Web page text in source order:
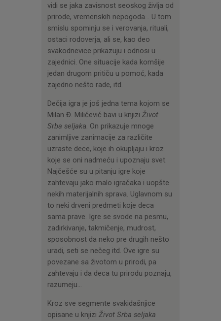
vidi se jaka zavisnost seoskog življa od
prirode, vremenskih nepogoda… U tom
smislu spominju se i verovanja, rituali,
ostaci rodoverja, ali se, kao deo
svakodnevice prikazuju i odnosi u
zajednici. One situacije kada komšije
jedan drugom pritiču u pomoć, kada
zajedno nešto rade, itd.
Dečija igra je još jedna tema kojom se
Milan Đ. Milićević bavi u knjizi Život
Srba seljaka. On prikazuje mnoge
zanimljive zanimacije za različite
uzraste dece, koje ih okupljaju i kroz
koje se oni nadmeću i upoznaju svet.
Najčešće su u pitanju igre koje
zahtevaju jako malo igračaka i uopšte
nekih materijalnih sprava. Uglavnom su
to neki drveni predmeti koje deca
sama prave. Igre se svode na pesmu,
zadirkivanje, takmičenje, mudrost,
sposobnost da neko pre drugih nešto
uradi, seti se nečeg itd. Ove igre su
povezane sa životom u prirodi, pa
zahtevaju i da deca tu prirodu poznaju,
razumeju…
Kroz sve segmente svakidašnjice
opisane u knjizi Život Srba seljaka